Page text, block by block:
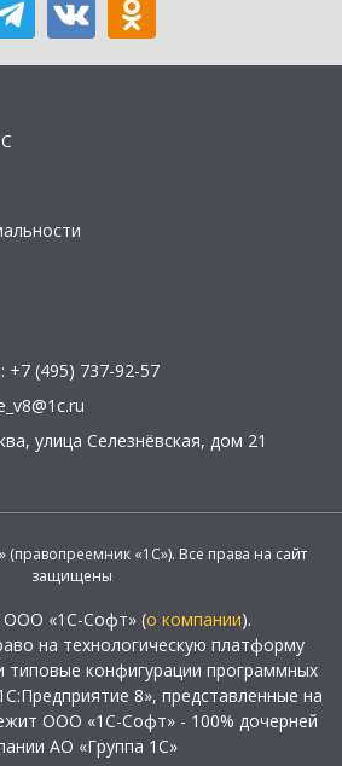
+7 (495) 737-92-57
, улица Селезнёвская, дом 21
«1С»). Все права на сайт
защищены
ООО «1С-Софт» (о компании).
на технологическую платформу
типовые конфигурации программных
8», представленные на
ООО «1С-Софт» - 100% дочерней
АО «Группа 1С»